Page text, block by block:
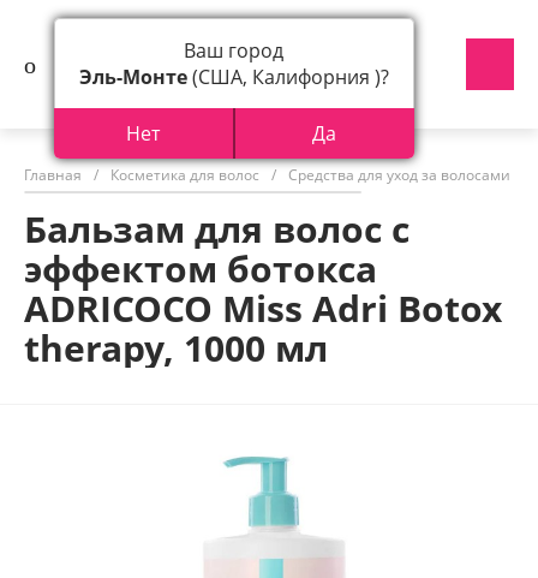
Главная / Косметика для волос / Средства для уход за волосами
Бальзам для волос с
эффектом ботокса
ADRICOCO Miss Adri Botox
therapy, 1000 мл
Ваш город
Эль-Монте(США, Калифорния )?
Нет Да